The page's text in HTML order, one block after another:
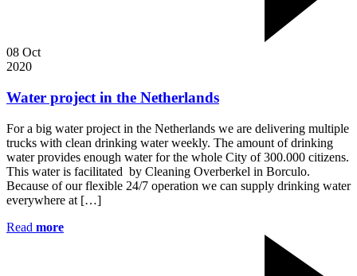
08 Oct
2020
Water project in the Netherlands
For a big water project in the Netherlands we are delivering multiple
trucks with clean drinking water weekly. The amount of drinking
water provides enough water for the whole City of 300.000 citizens.
This water is facilitated by Cleaning Overberkel in Borculo.
Because of our flexible 24/7 operation we can supply drinking water
everywhere at […]
Read more